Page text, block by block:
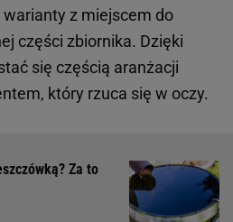
z miejscem do
części zbiornika. Dzięki
się częścią aranżacji
który rzuca się w oczy.
Za to